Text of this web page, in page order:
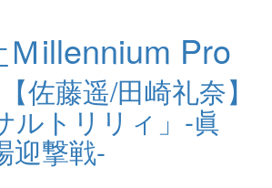
illennium Pro
【佐藤遥/田崎礼奈】
ルトリリィ」-眞
迎撃戦-